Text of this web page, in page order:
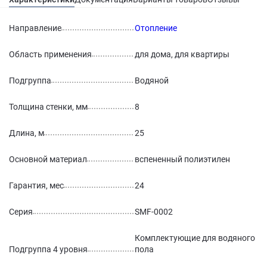
Направление Отопление
Область применения для дома, для квартиры
Подгруппа Водяной
Толщина стенки, мм 8
Длина, м 25
Основной материал вспененный полиэтилен
Гарантия, мес 24
Серия SMF-0002
Подгруппа 4 уровня
Комплектующие для водяного
пола